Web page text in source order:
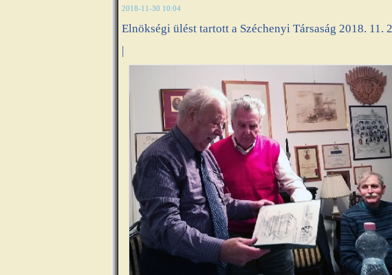
2018-11-30 10:04
Elnökségi ülést tartott a Széchenyi Társaság 2018. 11.
|